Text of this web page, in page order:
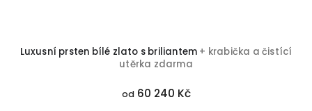
Luxusní prsten bílé zlato s briliantem + krabička a čistící
utěrka zdarma
od60 240 Kč